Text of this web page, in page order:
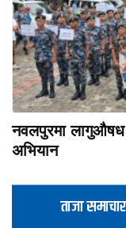
नवलपुरमा लागुऔषध
अभियान
ताजा समाचार